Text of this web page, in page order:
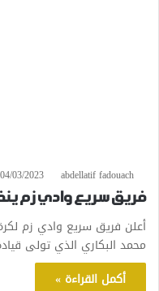
abdellatif fadouach
04/03/2023
فريق سريع وادي زم
أعلن فريق سريع وادي زم
محمد البكاري الذي تولى
أكمل القراءة »